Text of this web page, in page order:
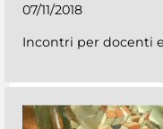
07/11/2018
Incontri per docenti